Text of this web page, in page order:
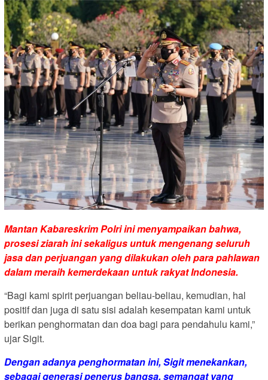
Mantan Kabareskrim Polri ini menyampaikan bahwa,
prosesi ziarah ini sekaligus untuk mengenang seluruh
jasa dan perjuangan yang dilakukan oleh para pahlawan
dalam meraih kemerdekaan untuk rakyat Indonesia.
“Bagi kami spirit perjuangan beliau-beliau, kemudian, hal
positif dan juga di satu sisi adalah kesempatan kami untuk
berikan penghormatan dan doa bagi para pendahulu kami,”
ujar Sigit.
Dengan adanya penghormatan ini, Sigit menekankan,
sebagai generasi penerus bangsa, semangat yang